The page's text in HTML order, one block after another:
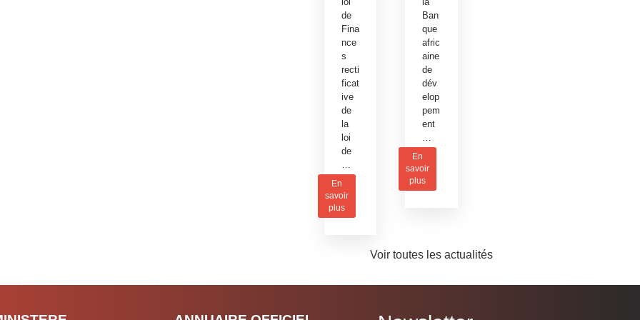
de
Fina
nce
s
recti
ficat
ive
de
la
loi
de
…
En
savoir
plus
Ban
que
afric
aine
de
dév
elop
pem
ent
…
En
savoir
plus
Voir toutes les actualités